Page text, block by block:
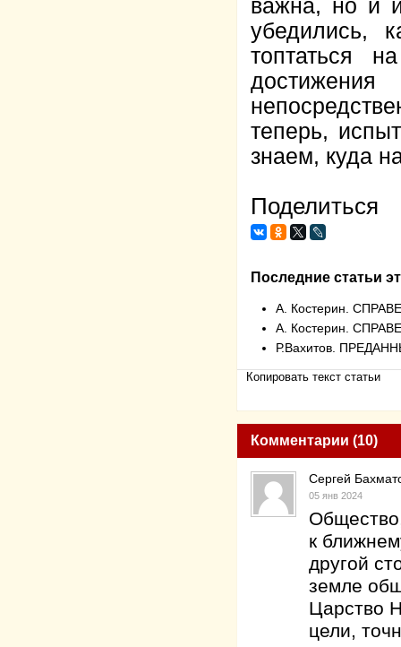
важна, но и
убедились,
топтаться
теперь,
знаем, куда
Поделиться
Последние статьи
А. Костерин.
А. Костерин.
Р.Вахитов.
Копировать текст статьи
Комментарии (10)
Сергей
05 янв 2024
к
другой
земле
Царство
цели,